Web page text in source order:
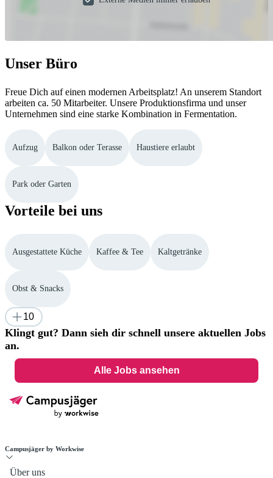
Unser Büro
Freue Dich auf einen modernen Arbeitsplatz! An unserem Standort
arbeiten ca. 50 Mitarbeiter. Unsere Produktionsfirma und unser
Unternehmen sind eine starke Kombination in Fermentation.
Aufzug Balkon oder Terasse Haustiere erlaubt
Park oder Garten
Vorteile bei uns
Ausgestattete Küche Kaffee & Tee Kaltgetränke
Obst & Snacks
10
Klingt gut? Dann sieh dir schnell unsere aktuellen Jobs
an.
Alle Jobs ansehen
Campusjäger by Workwise
Über uns